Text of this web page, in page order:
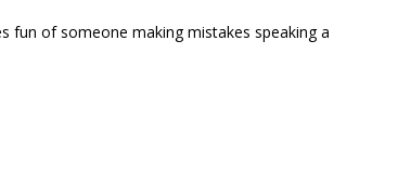
fun of someone making mistakes speaking a